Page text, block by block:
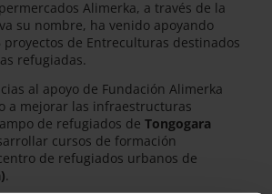
Alimerka, a través de la
su nombre, ha venido apoyando
proyectos de Entreculturas destinados
refugiadas.
al apoyo de Fundación Alimerka
a mejorar las infraestructuras
de refugiados de Tongogara
cursos de formación
de refugiados urbanos de
.